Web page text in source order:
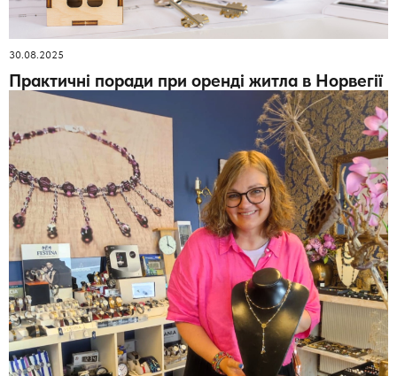
30.08.2025
Практичні поради при оренді житла в Норвегії